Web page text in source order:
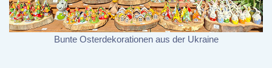
Bunte Osterdekorationen aus der Ukraine